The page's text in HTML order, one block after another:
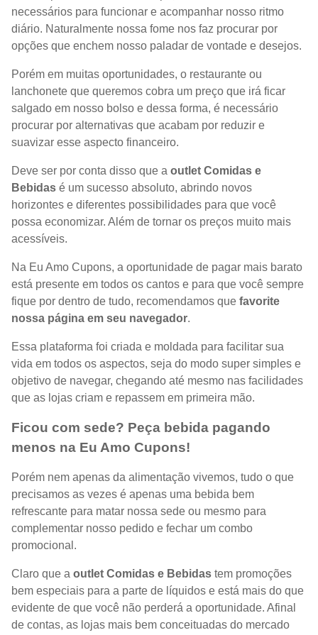
necessários para funcionar e acompanhar nosso ritmo
diário. Naturalmente nossa fome nos faz procurar por
opções que enchem nosso paladar de vontade e desejos.
Porém em muitas oportunidades, o restaurante ou
lanchonete que queremos cobra um preço que irá ficar
salgado em nosso bolso e dessa forma, é necessário
procurar por alternativas que acabam por reduzir e
suavizar esse aspecto financeiro.
Deve ser por conta disso que a outlet Comidas e
Bebidas é um sucesso absoluto, abrindo novos
horizontes e diferentes possibilidades para que você
possa economizar. Além de tornar os preços muito mais
acessíveis.
Na Eu Amo Cupons, a oportunidade de pagar mais barato
está presente em todos os cantos e para que você sempre
fique por dentro de tudo, recomendamos que favorite
nossa página em seu navegador.
Essa plataforma foi criada e moldada para facilitar sua
vida em todos os aspectos, seja do modo super simples e
objetivo de navegar, chegando até mesmo nas facilidades
que as lojas criam e repassem em primeira mão.
Ficou com sede? Peça bebida pagando
menos na Eu Amo Cupons!
Porém nem apenas da alimentação vivemos, tudo o que
precisamos as vezes é apenas uma bebida bem
refrescante para matar nossa sede ou mesmo para
complementar nosso pedido e fechar um combo
promocional.
Claro que a outlet Comidas e Bebidas tem promoções
bem especiais para a parte de líquidos e está mais do que
evidente de que você não perderá a oportunidade. Afinal
de contas, as lojas mais bem conceituadas do mercado